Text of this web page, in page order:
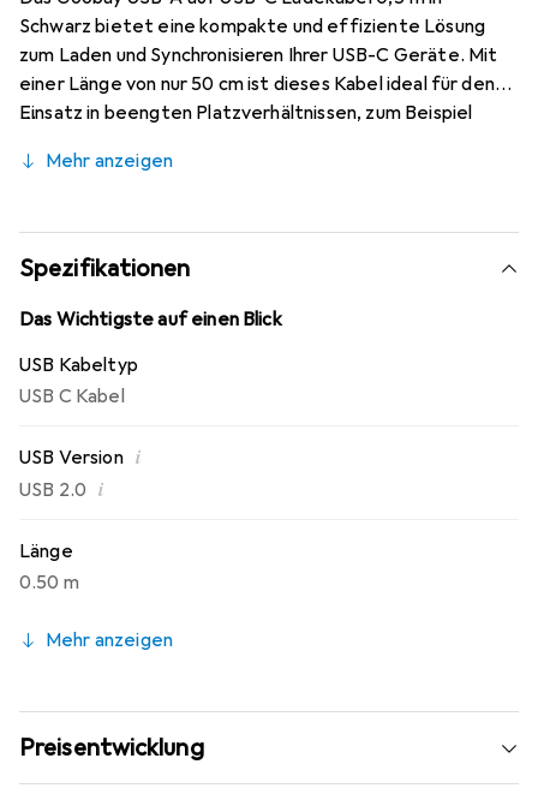
Schwarz bietet eine kompakte und effiziente Lösung
zum Laden und Synchronisieren Ihrer USB-C Geräte. Mit
einer Länge von nur 50 cm ist dieses Kabel ideal für den
Einsatz in beengten Platzverhältnissen, zum Beispiel
Ladegeräten.
Mehr anzeigen
Spezifikationen
Das Wichtigste auf einen Blick
USB Kabeltyp
USB C Kabel
USB Version i
USB 2.0 i
Länge
0.50 m
Mehr anzeigen
Preisentwicklung